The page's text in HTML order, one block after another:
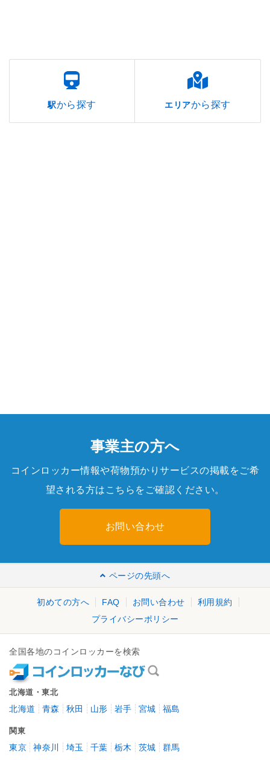
駅から探す エリアから探す
事業主の方へ
コインロッカー情報や荷物預かりサービスの掲載をご希
望される方はこちらをご確認ください。
お問い合わせ
ページの先頭へ
初めての方へ FAQ お問い合わせ
利用規約
プライバシーポリシー
全国各地のコインロッカーを検索
北海道・東北
北海道 青森 秋田 山形 岩手 宮城 福島
関東
東京 神奈川 埼玉 千葉 栃木 茨城 群馬